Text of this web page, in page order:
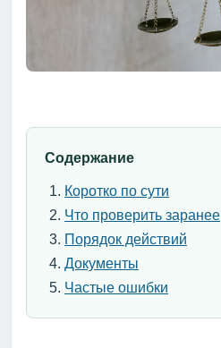
Содержание
Коротко по сути
Что проверить заранее
Порядок действий
Документы
Частые ошибки